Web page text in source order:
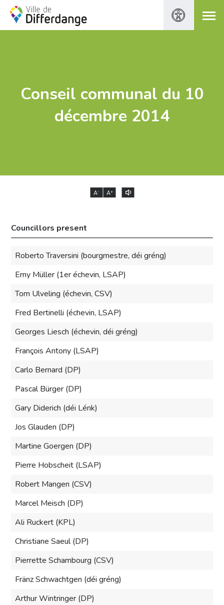
Conseil communal du 10
décembre 2014
A- A+
Councillors present
Roberto Traversini (bourgmestre, déi gréng)
Erny Müller (1er échevin, LSAP)
Tom Ulveling (échevin, CSV)
Fred Bertinelli (échevin, LSAP)
Georges Liesch (échevin, déi gréng)
François Antony (LSAP)
Carlo Bernard (DP)
Pascal Bürger (DP)
Gary Diderich (déi Lénk)
Jos Glauden (DP)
Martine Goergen (DP)
Pierre Hobscheit (LSAP)
Robert Mangen (CSV)
Marcel Meisch (DP)
Ali Ruckert (KPL)
Christiane Saeul (DP)
Pierrette Schambourg (CSV)
Fränz Schwachtgen (déi gréng)
Arthur Wintringer (DP)